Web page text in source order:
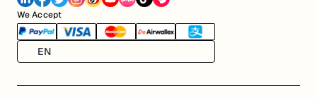
We Accept
EN